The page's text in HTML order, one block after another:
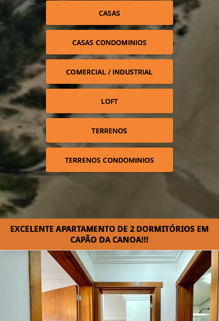
CASAS
CASAS CONDOMINIOS
COMERCIAL / INDUSTRIAL
LOFT
TERRENOS
TERRENOS CONDOMINIOS
EXCELENTE APARTAMENTO DE 2 DORMITÓRIOS EM
CAPÃO DA CANOA!!!